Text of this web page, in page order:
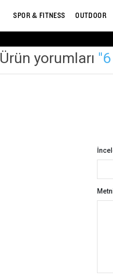
SPOR & FITNESS OUTDOOR
Ürün yorumları